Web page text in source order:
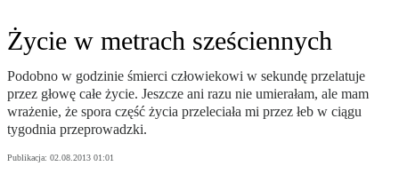
Życie w metrach sześciennych
Podobno w godzinie śmierci człowiekowi w sekundę przelatuje
przez głowę całe życie. Jeszcze ani razu nie umierałam, ale mam
wrażenie, że spora część życia przeleciała mi przez łeb w ciągu
tygodnia przeprowadzki.
Publikacja: 02.08.2013 01:01